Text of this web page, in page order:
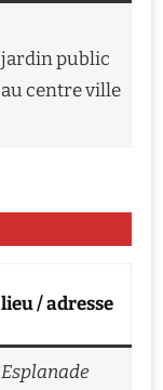
jardin public
au centre ville
lieu / adresse
Esplanade